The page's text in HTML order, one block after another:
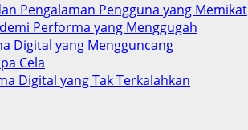
Pengalaman Pengguna yang Memikat
Performa yang Menggugah
Digital yang Mengguncang
Cela
Digital yang Tak Terkalahkan